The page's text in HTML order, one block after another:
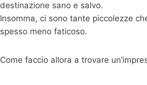
destinazione sano e salvo.
Insomma, ci sono tante piccolezze
spesso meno faticoso.
Come faccio allora a trovare